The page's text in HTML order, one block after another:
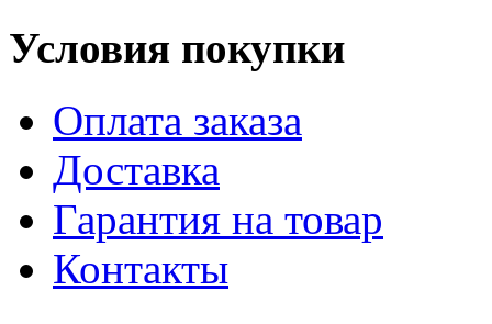
Условия покупки
Оплата заказа
Доставка
Гарантия на товар
Контакты